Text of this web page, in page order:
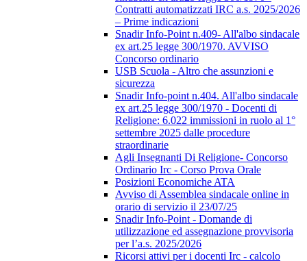
Contratti automatizzati IRC a.s. 2025/2026
– Prime indicazioni
Snadir Info-Point n.409- All'albo sindacale
ex art.25 legge 300/1970. AVVISO
Concorso ordinario
USB Scuola - Altro che assunzioni e
sicurezza
Snadir Info-point n.404. All'albo sindacale
ex art.25 legge 300/1970 - Docenti di
Religione: 6.022 immissioni in ruolo al 1°
settembre 2025 dalle procedure
straordinarie
Agli Insegnanti Di Religione- Concorso
Ordinario Irc - Corso Prova Orale
Posizioni Economiche ATA
Avviso di Assemblea sindacale online in
orario di servizio il 23/07/25
Snadir Info-Point - Domande di
utilizzazione ed assegnazione provvisoria
per l’a.s. 2025/2026
Ricorsi attivi per i docenti Irc - calcolo